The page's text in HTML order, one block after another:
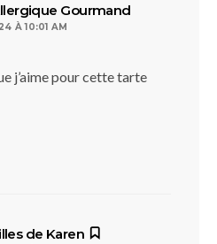
Gourmand
À 10:01 AM
j’aime pour cette tarte
de Karen